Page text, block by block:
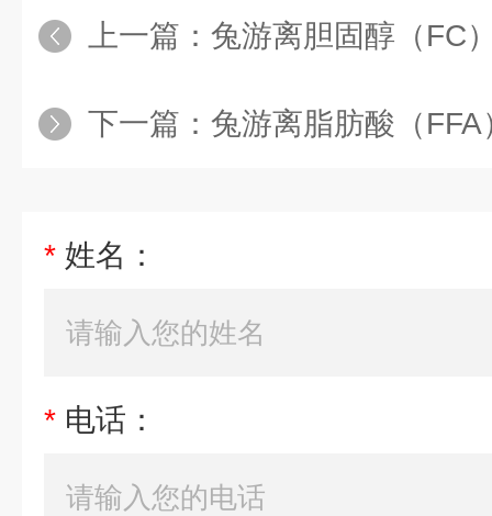
上一篇： 兔游离胆固醇（FC
下一篇： 兔游离脂肪酸（FFA）
* 姓名：
* 电话：